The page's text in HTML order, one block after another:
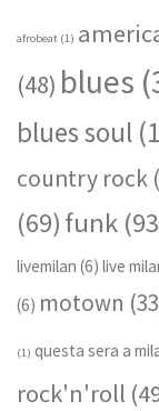
afrobeat (1)
(48) blues
blues soul
country rock
(69) funk
livemilan (6) live
(6) motown
(1) questa sera a
rock'n'roll